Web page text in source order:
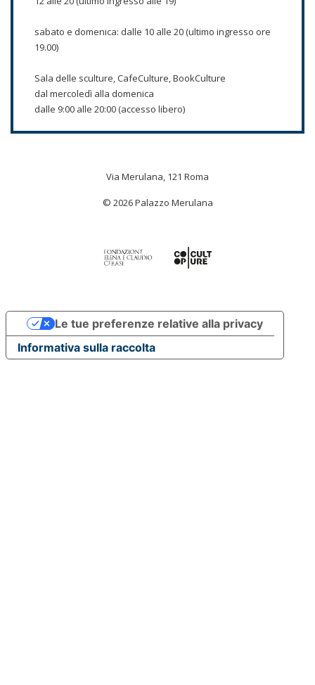
sabato e domenica: dalle 10 alle 20 (ultimo ingresso ore
19.00)
Sala delle sculture, CafeCulture, BookCulture
dal mercoledì alla domenica
dalle 9:00 alle 20:00 (accesso libero)
Via Merulana, 121 Roma
© 2026 Palazzo Merulana
Informativa sulla raccolta
Le tue preferenze relative alla privacy